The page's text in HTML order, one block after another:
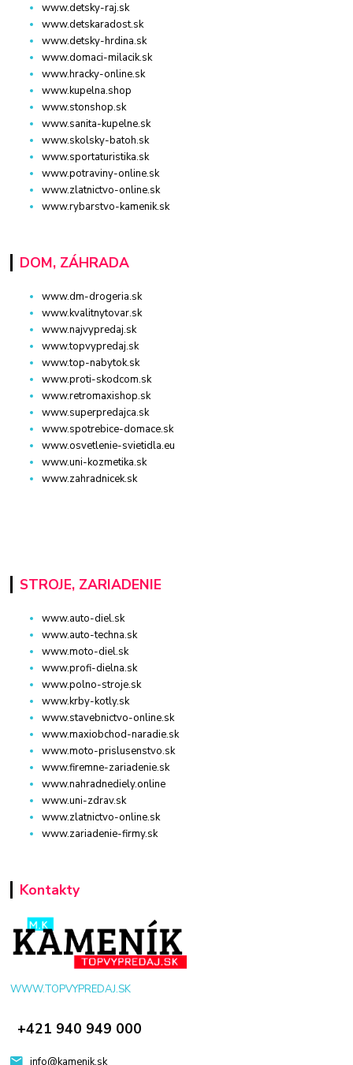
www.detsky-raj.sk
www.detskaradost.sk
www.detsky-hrdina.sk
www.domaci-milacik.sk
www.hracky-online.sk
www.kupelna.shop
www.stonshop.sk
www.sanita-kupelne.sk
www.skolsky-batoh.sk
www.sportaturistika.sk
www.potraviny-online.sk
www.zlatnictvo-online.sk
www.rybarstvo-kamenik.sk
DOM, ZÁHRADA
www.dm-drogeria.sk
www.kvalitnytovar.sk
www.najvypredaj.sk
www.topvypredaj.sk
www.top-nabytok.sk
www.proti-skodcom.sk
www.retromaxishop.sk
www.superpredajca.sk
www.spotrebice-domace.sk
www.osvetlenie-svietidla.eu
www.uni-kozmetika.sk
www.zahradnicek.sk
STROJE, ZARIADENIE
www.auto-diel.sk
www.auto-techna.sk
www.moto-diel.sk
www.profi-dielna.sk
www.polno-stroje.sk
www.krby-kotly.sk
www.stavebnictvo-online.sk
www.maxiobchod-naradie.sk
www.moto-prislusenstvo.sk
www.firemne-zariadenie.sk
www.nahradnediely.online
www.uni-zdrav.sk
www.zlatnictvo-online.sk
www.zariadenie-firmy.sk
Kontakty
WWW.TOPVYPREDAJ.SK
+421 940 949 000
info@kamenik.sk